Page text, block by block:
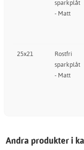
sparkplåt
- Matt
25x21
Rostfri
sparkplåt
- Matt
Andra produkter i